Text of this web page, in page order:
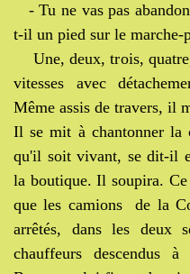
- Tu ne vas pas
t-il un pied sur le marche-
Une, deux, trois,
vitesses avec
Même assis de travers, il
Il se mit à chantonner la
qu'il soit vivant, se dit-il
la boutique. Il soupira.
que les camions de la
arrêtés, dans les deux
chauffeurs descendus